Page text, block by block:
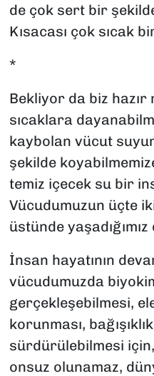
de çok sert bir
Kısacası çok sıcak
*
Bekliyor da biz hazır
sıcaklara
kaybolan vücut
şekilde
temiz içecek su bir
Vücudumuzun üçte
üstünde
İnsan hayatının
vücudumuzda
gerçekleşebilmesi,
korunması,
sürdürülebilmesi
onsuz olunamaz,